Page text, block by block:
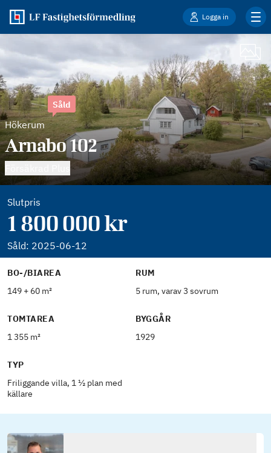
Logga in
Hökerum
Såld
Arnabo 102
Slutpris
1 800 000 kr
Såld: 2025-06-12
BO-/BIAREA
149 + 60 m²
RUM
5 rum, varav 3 sovrum
TOMTAREA
1 355 m²
BYGGÅR
1929
TYP
Friliggande villa, 1 ½ plan med
källare